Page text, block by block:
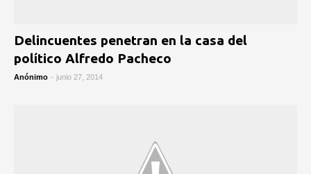
Delincuentes penetran en la casa del
político Alfredo Pacheco
Anónimo - junio 27, 2014